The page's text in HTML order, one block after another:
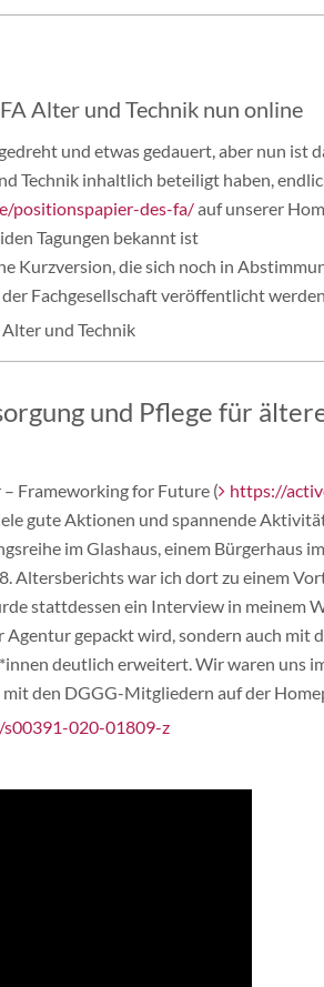
Alter und Technik nun online
und etwas gedauert, aber nun ist
Technik inhaltlich beteiligt haben,
positionspapier-des-fa/auf unserer
Tagungen bekannt ist
Kurzversion, die sich noch in
Fachgesellschaft veröffentlicht
und Technik
und Pflege für
Frameworking for Future (
https://
gute Aktionen und spannende
im Glashaus, einem Bürgerhaus
Altersberichts war ich dort zu einem
stattdessen ein Interview in meinem
Agentur gepackt wird, sondern auch mit
deutlich erweitert. Wir waren uns
mit den DGGG-Mitgliedern auf der
020-01809-z